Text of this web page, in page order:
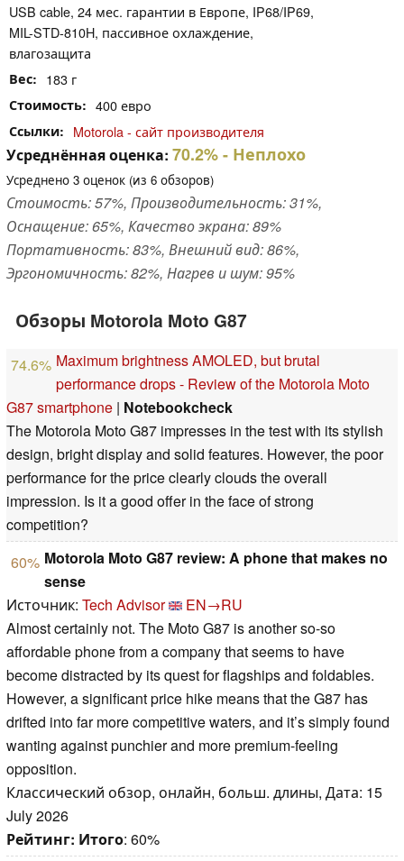
USB cable, 24 мес. гарантии в Европе, IP68/​IP69,
MIL-STD-810H, пассивное охлаждение,
влагозащита
Вес 183 г
Стоимость 400 евро
Ссылки Motorola - сайт производителя
Усреднённая оценка: 70.2%- Неплохо
Усреднено 3 оценок (из 6 обзоров)
Стоимость: 57%, Производительность: 31%,
Оснащение: 65%, Качество экрана: 89%
Портативность: 83%, Внешний вид: 86%,
Эргономичность: 82%, Нагрев и шум: 95%
Обзоры Motorola Moto G87
74.6% Maximum brightness AMOLED, but brutal
performance drops - Review of the Motorola Moto
G87 smartphone | Notebookcheck
The Motorola Moto G87 impresses in the test with its stylish
design, bright display and solid features. However, the poor
performance for the price clearly clouds the overall
impression. Is it a good offer in the face of strong
competition?
60% Motorola Moto G87 review: A phone that makes no
sense
Источник: Tech Advisor
EN→RU
Almost certainly not. The Moto G87 is another so-so
affordable phone from a company that seems to have
become distracted by its quest for flagships and foldables.
However, a significant price hike means that the G87 has
drifted into far more competitive waters, and it’s simply found
wanting against punchier and more premium-feeling
opposition.
Классический обзор, онлайн, больш. длины, Дата: 15
July 2026
Рейтинг: Итого: 60%